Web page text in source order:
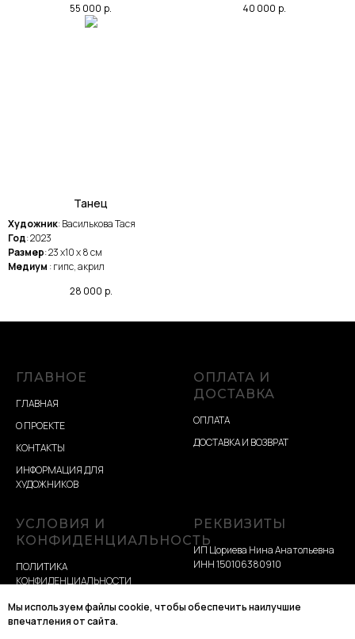
55 000 р.
40 000 р.
Танец
Художник: Василькова Тася
Год: 2023
Размер: 23 х10 х 8 см
Медиум : гипс, акрил
28 000 р.
ГЛАВНОЕ
ГЛАВНАЯ
О ПРОЕКТЕ
КОНТАКТЫ
ИНФОРМАЦИЯ ДЛЯ
ХУДОЖНИКОВ
ОПЛАТА И
ДОСТАВКА
ОПЛАТА
ДОСТАВКА И ВОЗВРАТ
УСЛОВИЯ И
КОНФИДЕНЦИАЛЬНОСТЬ
ПОЛИТИКА
КОНФИДЕНЦИАЛЬНОСТИ
УСЛОВИЯ ЭКСПЛУАТАЦИИ
ПОЛИТИКА COOCKIE ФАЙЛОВ
РЕКВИЗИТЫ
ИП Цориева Нина Анатольевна
ИНН 150106380910
Мы используем файлы cookie, чтобы обеспечить наилучшие
впечатления от сайта.